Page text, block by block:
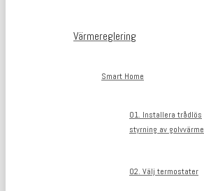
Värmereglering
Smart Home
01. Installera trådlös
styrning av golvvärme
02. Välj termostater